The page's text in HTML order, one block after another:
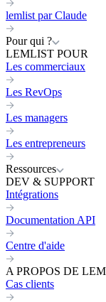
lemlist par Claude
Pour qui ?
LEMLIST POUR
Les commerciaux
Les RevOps
Les managers
Les entrepreneurs
Ressources
DEV & SUPPORT
Intégrations
Documentation API
Centre d'aide
A PROPOS DE
Cas clients